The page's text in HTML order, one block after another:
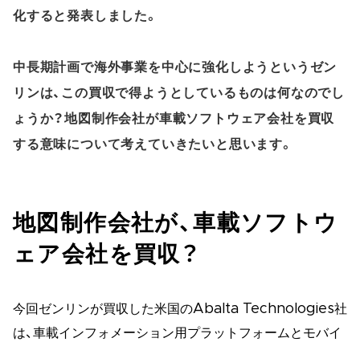
化すると発表しました。
中長期計画で海外事業を中心に強化しようというゼン
リンは、この買収で得ようとしているものは何なのでし
ょうか？地図制作会社が車載ソフトウェア会社を買収
する意味について考えていきたいと思います。
地図制作会社が、車載ソフトウ
ェア会社を買収？
今回ゼンリンが買収した米国のAbalta Technologies社
は、車載インフォメーション用プラットフォームとモバイ